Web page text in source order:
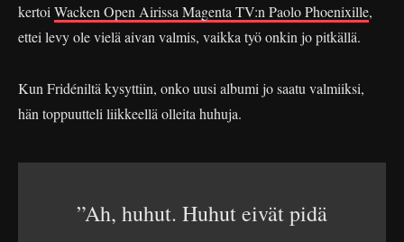
kertoi Wacken Open Airissa Magenta TV:n Paolo Phoenixille,
ettei levy ole vielä aivan valmis, vaikka työ onkin jo pitkällä.
Kun Fridéniltä kysyttiin, onko uusi albumi jo saatu valmiiksi,
hän toppuutteli liikkeellä olleita huhuja.
”Ah, huhut. Huhut eivät pidä